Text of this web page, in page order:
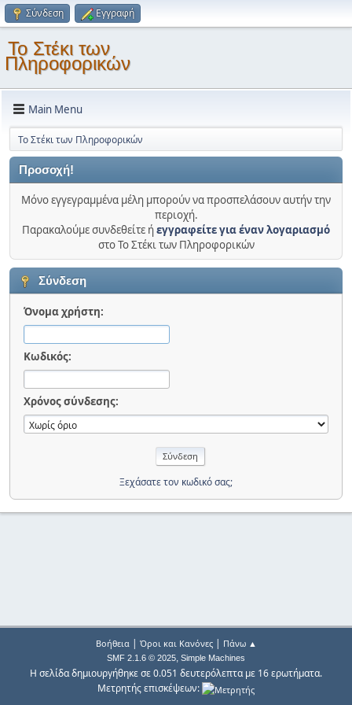
Σύνδεση Εγγραφή
Το Στέκι των
Πληροφορικών
Main Menu
Το Στέκι των Πληροφορικών
Προσοχή!
Μόνο εγγεγραμμένα μέλη μπορούν να προσπελάσουν αυτήν την
περιοχή.
Παρακαλούμε συνδεθείτε ήεγγραφείτε για έναν λογαριασμό
στο Το Στέκι των Πληροφορικών
Σύνδεση
Όνομα χρήστη:
Κωδικός:
Χρόνος σύνδεσης:
Ξεχάσατε τον κωδικό σας;
Βοήθεια| Όροι και Κανόνες| Πάνω ▲
SMF 2.1.6 © 2025, Simple Machines
Η σελίδα δημιουργήθηκε σε 0.051 δευτερόλεπτα με 16 ερωτήματα.
Μετρητής επισκέψεων: